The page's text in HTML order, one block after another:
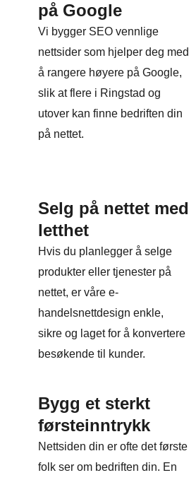
på Google
Vi bygger SEO vennlige
nettsider som hjelper deg med
å rangere høyere på Google,
slik at flere i Ringstad og
utover kan finne bedriften din
på nettet.
Selg på nettet med
letthet
Hvis du planlegger å selge
produkter eller tjenester på
nettet, er våre e-
handelsnettdesign enkle,
sikre og laget for å konvertere
besøkende til kunder.
Bygg et sterkt
førsteinntrykk
Nettsiden din er ofte det første
folk ser om bedriften din. En